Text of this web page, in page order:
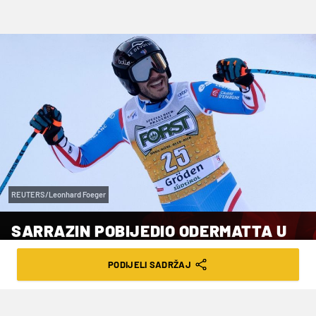
REUTERS/Leonhard Foeger
SARRAZIN POBIJEDIO ODERMATTA U
WENGENU, UTRKU OBILJEŽIO
POLUSATNI PREKID ZBOG TEŠKOG
PODIJELI SADRŽAJ